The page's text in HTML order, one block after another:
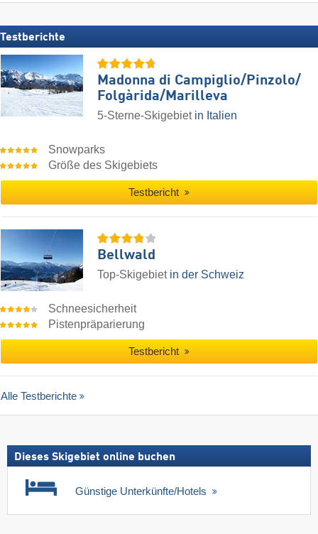
Testberichte
Madonna di Campiglio/​Pinzolo/​
Folgàrida/​Marilleva
5-Sterne-Skigebiet in Italien
Snowparks
Größe des Skigebiets
Testbericht
Bellwald
Top-Skigebiet in der Schweiz
Schneesicherheit
Pistenpräparierung
Testbericht
Alle Testberichte
Dieses Skigebiet online buchen
Günstige Unterkünfte/Hotels